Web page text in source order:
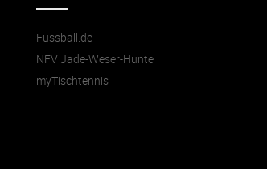
Fussball.de
NFV Jade-Weser-Hunte
myTischtennis